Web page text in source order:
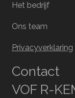
Het bedrijf
Ons team
Privacyverklaring
Contact
VOF R-